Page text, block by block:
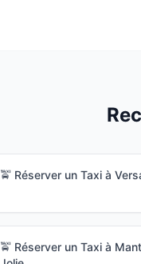
🚖 Réserver un Taxi à
🚖 Réserver un Taxi à